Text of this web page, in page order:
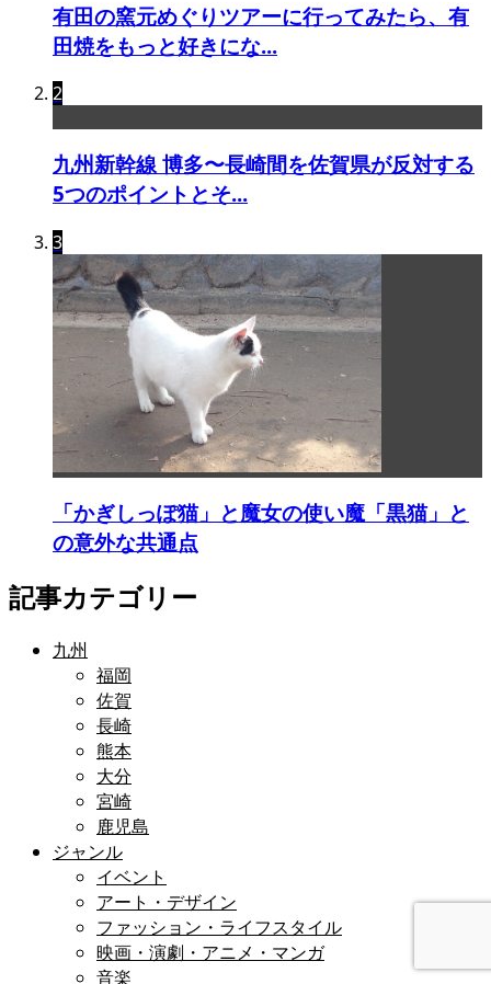
有田の窯元めぐりツアーに行ってみたら、有
田焼をもっと好きにな...
2
九州新幹線 博多〜長崎間を佐賀県が反対する
5つのポイントとそ...
3
「かぎしっぽ猫」と魔女の使い魔「黒猫」と
の意外な共通点
記事カテゴリー
九州
福岡
佐賀
長崎
熊本
大分
宮崎
鹿児島
ジャンル
イベント
アート・デザイン
ファッション・ライフスタイル
映画・演劇・アニメ・マンガ
音楽